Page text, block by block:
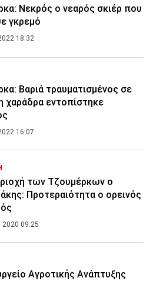
Νεκρός ο νεαρός σκιέρ που
γκρεμό
18:32
Βαριά τραυματισμένος σε
χαράδρα εντοπίστηκε
16:07
των Τζουμέρκων ο
Προτεραιότητα ο ορεινός
2020 09:25
Αγροτικής Ανάπτυξης